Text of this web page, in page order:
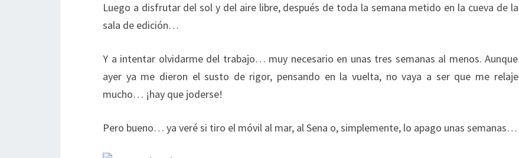
Luego a disfrutar del sol y del aire libre, después de toda la semana metido en la cueva de la
sala de edición…
Y a intentar olvidarme del trabajo… muy necesario en unas tres semanas al menos. Aunque
ayer ya me dieron el susto de rigor, pensando en la vuelta, no vaya a ser que me relaje
mucho… ¡hay que joderse!
Pero bueno… ya veré si tiro el móvil al mar, al Sena o, simplemente, lo apago unas semanas…